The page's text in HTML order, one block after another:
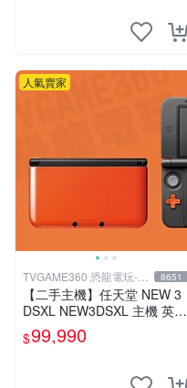
人氣賣家
TVGAME360 恐龍電玩-台
中店
8651
【二手主機】任天堂 NEW 3
DSXL NEW3DSXL 主機 英文
版 歐洲機 橘黑色 附贈充電器
裸裝【台中恐龍電玩】
$99,990